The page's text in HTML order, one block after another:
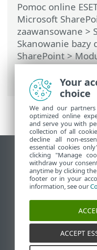
Pomoc online
Microsoft
zaawansowane >
Skanowanie bazy
SharePoint>
szkodliwym
Wyświetl witrynę
komputerów
End of Life
Baza wiedzy ESET
Forum ESET
ESET Status Portal
Pomoc regionalna
Your
choice
We and our
optimized online
and serve you with
collection of all
decline all non-
essential cookies
clicking "Manage
withdraw your
anytime by clicking
footer or in your
information, see our
ACCEPT